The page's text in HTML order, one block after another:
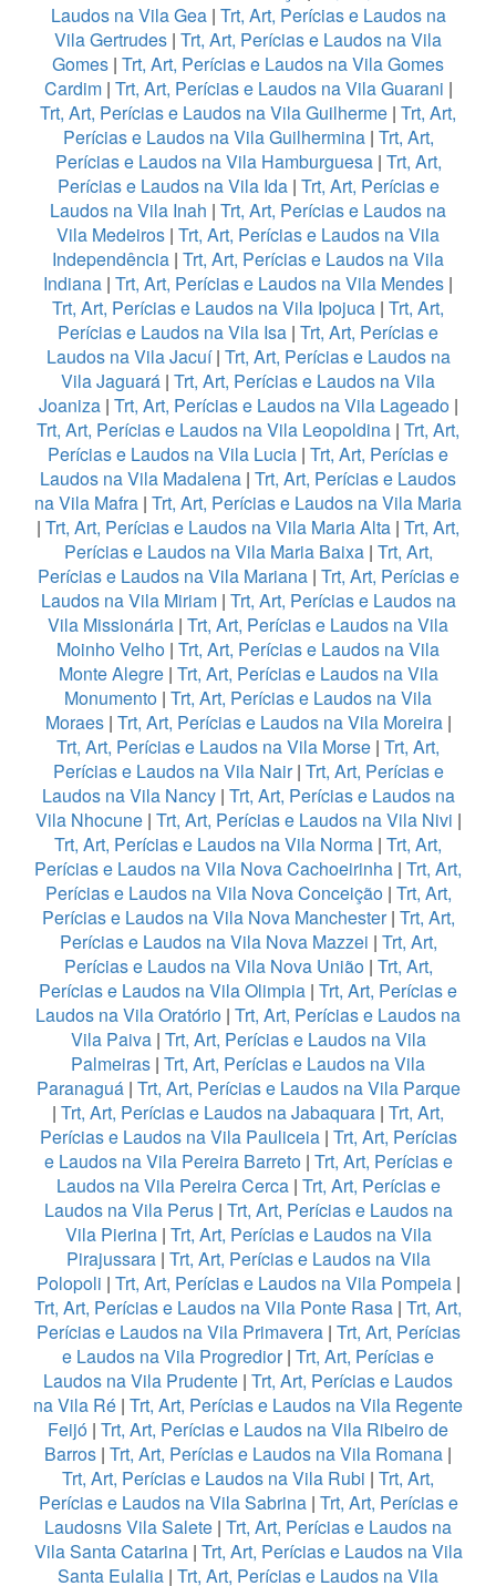
Laudos na Vila Gea| Trt, Art, Perícias e Laudos na
Vila Gertrudes | Trt, Art, Perícias e Laudos na Vila
Gomes | Trt, Art, Perícias e Laudos na Vila Gomes
Cardim| Trt, Art, Perícias e Laudos na Vila Guarani |
Trt, Art, Perícias e Laudos na Vila Guilherme | Trt, Art,
Perícias e Laudos na Vila Guilhermina| Trt, Art,
Perícias e Laudos na Vila Hamburguesa| Trt, Art,
Perícias e Laudos na Vila Ida| Trt, Art, Perícias e
Laudos na Vila Inah | Trt, Art, Perícias e Laudos na
Vila Medeiros | Trt, Art, Perícias e Laudos na Vila
Independência | Trt, Art, Perícias e Laudos na Vila
Indiana | Trt, Art, Perícias e Laudos na Vila Mendes |
Trt, Art, Perícias e Laudos na Vila Ipojuca | Trt, Art,
Perícias e Laudos na Vila Isa | Trt, Art, Perícias e
Laudos na Vila Jacuí| Trt, Art, Perícias e Laudos na
Vila Jaguará | Trt, Art, Perícias e Laudos na Vila
Joaniza| Trt, Art, Perícias e Laudos na Vila Lageado|
Trt, Art, Perícias e Laudos na Vila Leopoldina | Trt, Art,
Perícias e Laudos na Vila Lucia | Trt, Art, Perícias e
Laudos na Vila Madalena | Trt, Art, Perícias e Laudos
na Vila Mafra | Trt, Art, Perícias e Laudos na Vila Maria
| Trt, Art, Perícias e Laudos na Vila Maria Alta | Trt, Art,
Perícias e Laudos na Vila Maria Baixa| Trt, Art,
Perícias e Laudos na Vila Mariana| Trt, Art, Perícias e
Laudos na Vila Miriam| Trt, Art, Perícias e Laudos na
Vila Missionária | Trt, Art, Perícias e Laudos na Vila
Moinho Velho | Trt, Art, Perícias e Laudos na Vila
Monte Alegre| Trt, Art, Perícias e Laudos na Vila
Monumento | Trt, Art, Perícias e Laudos na Vila
Moraes| Trt, Art, Perícias e Laudos na Vila Moreira|
Trt, Art, Perícias e Laudos na Vila Morse | Trt, Art,
Perícias e Laudos na Vila Nair| Trt, Art, Perícias e
Laudos na Vila Nancy| Trt, Art, Perícias e Laudos na
Vila Nhocune| Trt, Art, Perícias e Laudos na Vila Nivi |
Trt, Art, Perícias e Laudos na Vila Norma | Trt, Art,
Perícias e Laudos na Vila Nova Cachoeirinha | Trt, Art,
Perícias e Laudos na Vila Nova Conceição| Trt, Art,
Perícias e Laudos na Vila Nova Manchester| Trt, Art,
Perícias e Laudos na Vila Nova Mazzei | Trt, Art,
Perícias e Laudos na Vila Nova União| Trt, Art,
Perícias e Laudos na Vila Olimpia | Trt, Art, Perícias e
Laudos na Vila Oratório | Trt, Art, Perícias e Laudos na
Vila Paiva| Trt, Art, Perícias e Laudos na Vila
Palmeiras | Trt, Art, Perícias e Laudos na Vila
Paranaguá| Trt, Art, Perícias e Laudos na Vila Parque
| Trt, Art, Perícias e Laudos na Jabaquara | Trt, Art,
Perícias e Laudos na Vila Pauliceia| Trt, Art, Perícias
e Laudos na Vila Pereira Barreto| Trt, Art, Perícias e
Laudos na Vila Pereira Cerca| Trt, Art, Perícias e
Laudos na Vila Perus| Trt, Art, Perícias e Laudos na
Vila Pierina| Trt, Art, Perícias e Laudos na Vila
Pirajussara| Trt, Art, Perícias e Laudos na Vila
Polopoli | Trt, Art, Perícias e Laudos na Vila Pompeia|
Trt, Art, Perícias e Laudos na Vila Ponte Rasa | Trt, Art,
Perícias e Laudos na Vila Primavera| Trt, Art, Perícias
e Laudos na Vila Progredior| Trt, Art, Perícias e
Laudos na Vila Prudente | Trt, Art, Perícias e Laudos
na Vila Ré | Trt, Art, Perícias e Laudos na Vila Regente
Feijó | Trt, Art, Perícias e Laudos na Vila Ribeiro de
Barros | Trt, Art, Perícias e Laudos na Vila Romana |
Trt, Art, Perícias e Laudos na Vila Rubi | Trt, Art,
Perícias e Laudos na Vila Sabrina| Trt, Art, Perícias e
Laudosns Vila Salete | Trt, Art, Perícias e Laudos na
Vila Santa Catarina| Trt, Art, Perícias e Laudos na Vila
Santa Eulalia | Trt, Art, Perícias e Laudos na Vila